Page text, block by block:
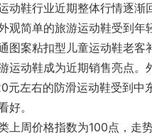
动鞋行业近期整体行情逐渐
观简单的旅游运动鞋受到年
图案粘扣型儿童运动鞋老客
运动鞋成为近期销售亮点。
元左右的防滑运动鞋受到中
好。
上周价格指数为100点，走